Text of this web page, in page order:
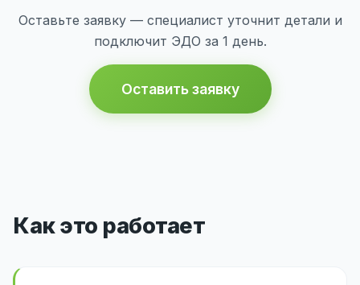
Оставьте заявку — специалист уточнит детали и
подключит ЭДО за 1 день.
Оставить заявку
Как это работает